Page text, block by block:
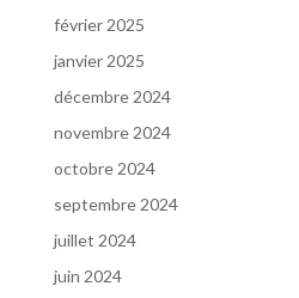
février 2025
janvier 2025
décembre 2024
novembre 2024
octobre 2024
septembre 2024
juillet 2024
juin 2024